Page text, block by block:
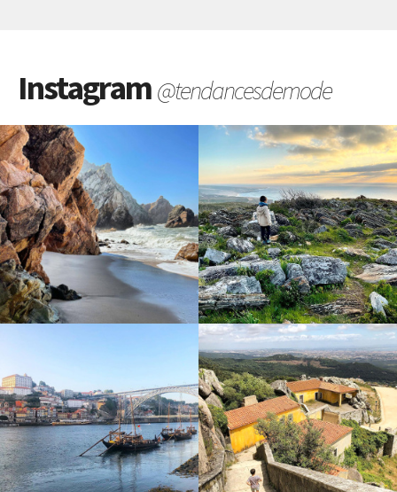
Instagram@tendancesdemode